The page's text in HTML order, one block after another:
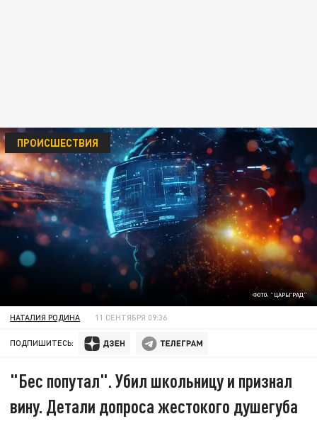
ФОТО: "ЦАРЬГРАД"
ПРОИСШЕСТВИЯ
НАТАЛИЯ РОДИНА 11 СЕНТЯБРЯ 09:36
ПОДПИШИТЕСЬ:
"Бес попутал". Убил школьницу и признал
вину. Детали допроса жестокого душегуба